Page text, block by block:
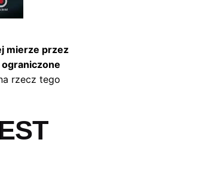
mierze przez
rzecz tego